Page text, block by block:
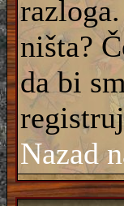
ništa?
da bi
Nazad